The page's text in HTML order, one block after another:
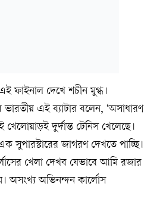
ফাইনাল দেখে শচীন মুগ্ধ।
এই ব্যাটার বলেন, ‘অসাধারণ
দুর্দান্ত টেনিস খেলেছে।
সুপারস্টারের জাগরণ দেখতে পাচ্ছি।
খেলা দেখব যেভাবে আমি রজার
অসংখ্য অভিনন্দন কার্লোস